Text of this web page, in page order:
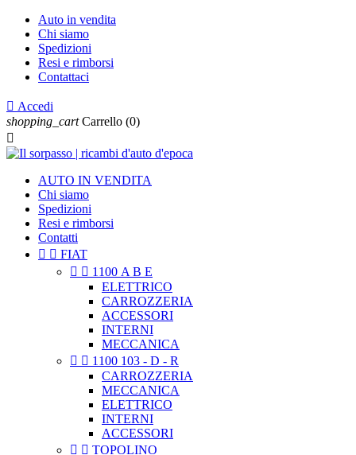
Auto in vendita
Chi siamo
Spedizioni
Resi e rimborsi
Contattaci
 Accedi
shopping_cart Carrello (0)

AUTO IN VENDITA
Chi siamo
Spedizioni
Resi e rimborsi
Contatti
  FIAT
  1100 A B E
ELETTRICO
CARROZZERIA
ACCESSORI
INTERNI
MECCANICA
  1100 103 - D - R
CARROZZERIA
MECCANICA
ELETTRICO
INTERNI
ACCESSORI
  TOPOLINO